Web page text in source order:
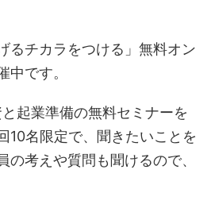
るチカラをつける」無料オン
中です。
起業準備の無料セミナーを
10名限定で、聞きたいことを
の考えや質問も聞けるので、